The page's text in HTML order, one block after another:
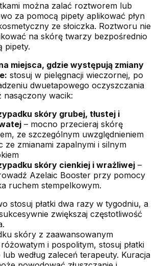
można zalać roztworem lub
za pomocą pipety aplikować płyn
ze słoiczka. Roztworu nie
na skórę twarzy bezpośrednio
pipety.
miejsca, gdzie występują zmiany
stosuj w pielęgnacji wieczornej, po
dwuetapowego oczyszczania
nasączony wacik:
skóry grubej, tłustej i
– mocno przecieraj skórę
ze szczególnym uwzględnieniem
ze zmianami zapalnymi i silnym
skóry cienkiej i wrażliwej –
Azelaic Booster przy pomocy
ruchem stempelkowym.
stosuj płatki dwa razy w tygodniu, a
zwiększaj częstotliwość
skóry z zaawansowanym
i pospolitym, stosuj płatki
według zaleceń terapeuty. Kuracja